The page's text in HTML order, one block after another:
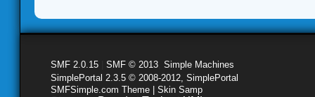
SMF 2.0.15 SMF © 2013 Simple Machines
SimplePortal 2.3.5 © 2008-2012, SimplePortal
SMFSimple.com Theme | Skin Samp